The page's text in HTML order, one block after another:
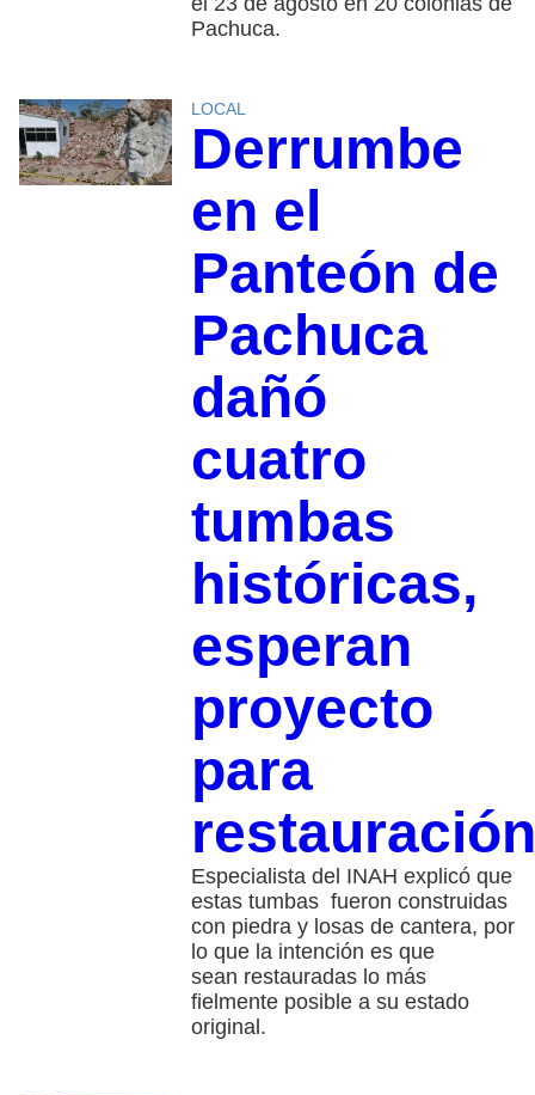
Pachuca.
LOCAL
Derrumbe
en el
Panteón de
Pachuca
dañó
cuatro
tumbas
históricas,
esperan
proyecto
para
restauración
Especialista del INAH explicó que
estas tumbas fueron construidas
con piedra y losas de cantera, por
lo que la intención es que
sean restauradas lo más
fielmente posible a su estado
original.